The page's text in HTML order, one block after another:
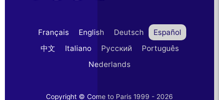
Français English Deutsch
Español
中文
Italiano Русский
Português
Nederlands
Copyright © Come to Paris 1999 - 2026